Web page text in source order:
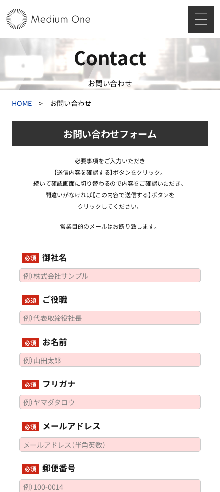
お問い合わせ
Contact
HOME お問い合わせ
お問い合わせフォーム
必要事項をご入力いただき
【送信内容を確認する】ボタンをクリック。
続いて確認画面に切り替わるので内容をご確認いただき、
間違いがなければ【この内容で送信する】ボタンを
クリックしてください。
営業目的のメールはお断り致します。
必須 御社名
必須 ご役職
必須 お名前
必須 フリガナ
必須 メールアドレス
必須 郵便番号